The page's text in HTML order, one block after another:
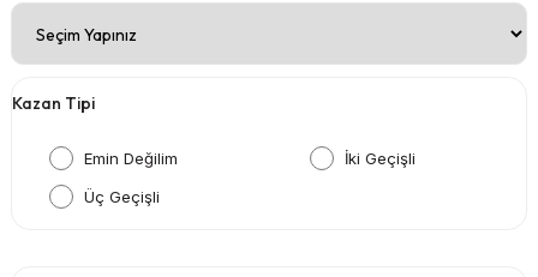
Kazan Tipi
Emin Değilim
İki Geçişli
Üç Geçişli